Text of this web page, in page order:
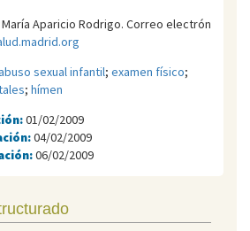
María Aparicio Rodrigo. Correo electrón
sexual infantil; examen físico;
; hímen
01/02/2009
04/02/2009
06/02/2009